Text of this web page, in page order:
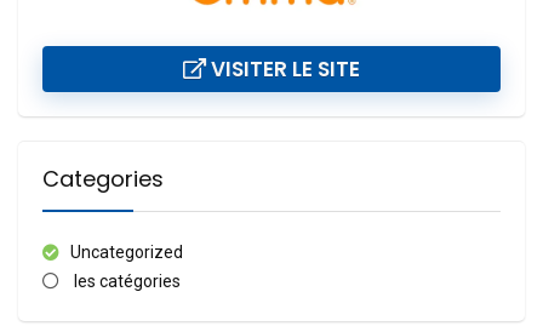
VISITER LE SITE
Categories
Uncategorized
les catégories